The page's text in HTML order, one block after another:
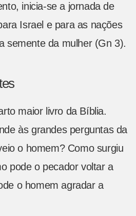
inicia-se a jornada de
Israel e para as nações
semente da mulher (Gn 3).
maior livro da Bíblia.
às grandes perguntas da
o homem? Como surgiu
pode o pecador voltar a
o homem agradar a